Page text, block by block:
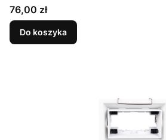
Cena
76,00 zł
Do koszyka